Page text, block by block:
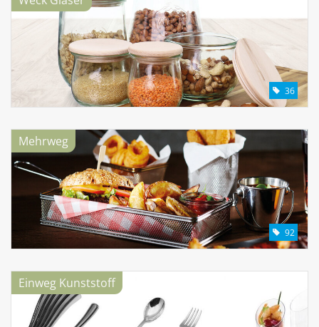
36
Mehrweg
92
Einweg Kunststoff